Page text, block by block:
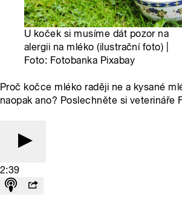
U koček si musíme dát pozor na
alergii na mléko (ilustrační foto) |
Foto: Fotobanka Pixabay
Proč kočce mléko raději ne a kysané
naopak ano? Poslechněte si veterináře
2:39